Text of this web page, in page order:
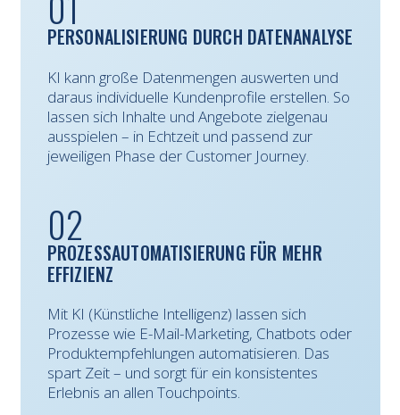
PERSONALISIERUNG DURCH DATENANALYSE
KI kann große Datenmengen auswerten und
daraus individuelle Kundenprofile erstellen. So
lassen sich Inhalte und Angebote zielgenau
ausspielen – in Echtzeit und passend zur
jeweiligen Phase der Customer Journey.
02
PROZESSAUTOMATISIERUNG FÜR MEHR
EFFIZIENZ
Mit KI (Künstliche Intelligenz) lassen sich
Prozesse wie E-Mail-Marketing, Chatbots oder
Produktempfehlungen automatisieren. Das
spart Zeit – und sorgt für ein konsistentes
Erlebnis an allen Touchpoints.